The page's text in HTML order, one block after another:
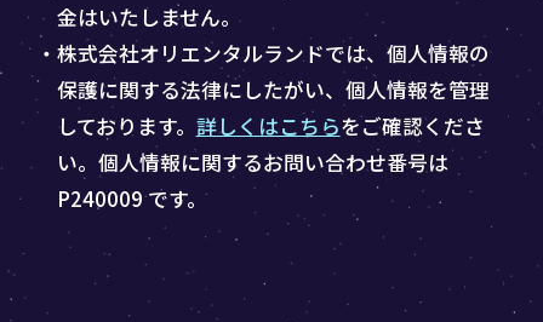
金はいたしません。
・株式会社オリエンタルランドでは、個人情報の
保護に関する法律にしたがい、個人情報を管理
しております。 詳しくはこちらをご確認くださ
い。個人情報に関するお問い合わせ番号は
P240009 です。